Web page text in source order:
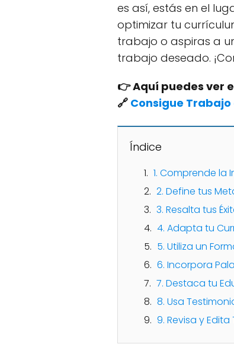
es así, estás en el
optimizar tu
trabajo o aspiras a
trabajo deseado.
👉 Aquí puedes ver
🔗 Consigue Trabajo
Índice
1. Comprende
2. Define tus
3. Resalta tus
4. Adapta tu
5. Utiliza un
6. Incorpora
7. Destaca tu
8. Usa
9. Revisa y